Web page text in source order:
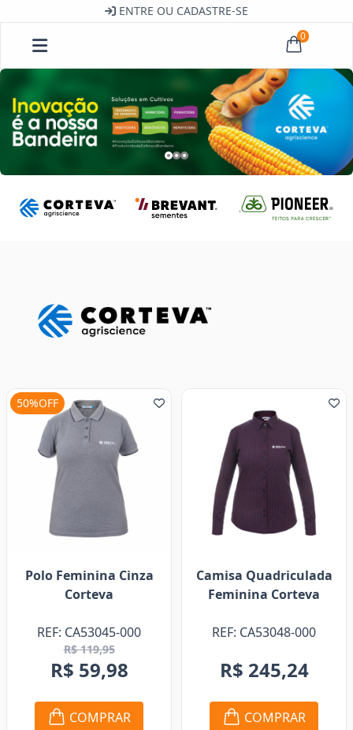
ENTRE OU CADASTRE-SE
0
50%OFF
Polo Feminina Cinza
Corteva
REF: CA53045-000
R$ 119,95
R$ 59,98
COMPRAR
Camisa Quadriculada
Feminina Corteva
REF: CA53048-000
R$ 245,24
COMPRAR